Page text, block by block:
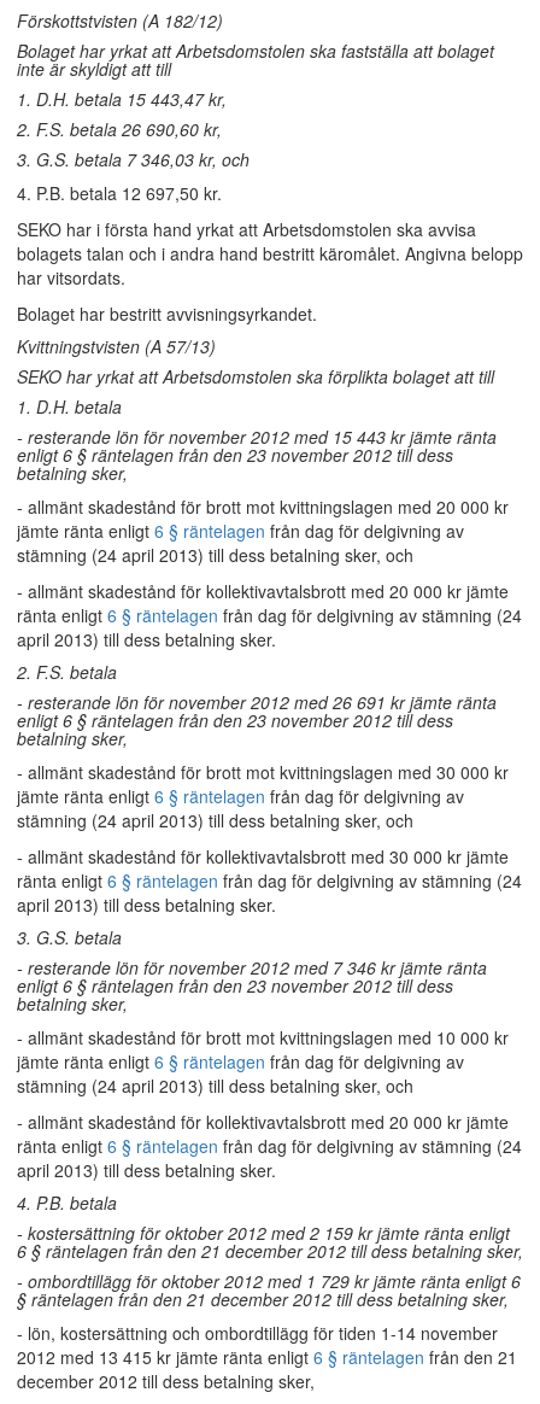
Förskottstvisten (A 182/12)
Bolaget har yrkat att Arbetsdomstolen ska fastställa att bolaget
inte är skyldigt att till
1. D.H. betala 15 443,47 kr,
2. F.S. betala 26 690,60 kr,
3. G.S. betala 7 346,03 kr, och
4. P.B. betala 12 697,50 kr.
SEKO har i första hand yrkat att Arbetsdomstolen ska avvisa
bolagets talan och i andra hand bestritt käromålet. Angivna belopp
har vitsordats.
Bolaget har bestritt avvisningsyrkandet.
Kvittningstvisten (A 57/13)
SEKO har yrkat att Arbetsdomstolen ska förplikta bolaget att till
1. D.H. betala
- resterande lön för november 2012 med 15 443 kr jämte ränta
enligt 6 § räntelagen från den 23 november 2012 till dess
betalning sker,
- allmänt skadestånd för brott mot kvittningslagen med 20 000 kr
jämte ränta enligt 6 § räntelagen från dag för delgivning av
stämning (24 april 2013) till dess betalning sker, och
- allmänt skadestånd för kollektivavtalsbrott med 20 000 kr jämte
ränta enligt 6 § räntelagen från dag för delgivning av stämning (24
april 2013) till dess betalning sker.
2. F.S. betala
- resterande lön för november 2012 med 26 691 kr jämte ränta
enligt 6 § räntelagen från den 23 november 2012 till dess
betalning sker,
- allmänt skadestånd för brott mot kvittningslagen med 30 000 kr
jämte ränta enligt 6 § räntelagen från dag för delgivning av
stämning (24 april 2013) till dess betalning sker, och
- allmänt skadestånd för kollektivavtalsbrott med 30 000 kr jämte
ränta enligt 6 § räntelagen från dag för delgivning av stämning (24
april 2013) till dess betalning sker.
3. G.S. betala
- resterande lön för november 2012 med 7 346 kr jämte ränta
enligt 6 § räntelagen från den 23 november 2012 till dess
betalning sker,
- allmänt skadestånd för brott mot kvittningslagen med 10 000 kr
jämte ränta enligt 6 § räntelagen från dag för delgivning av
stämning (24 april 2013) till dess betalning sker, och
- allmänt skadestånd för kollektivavtalsbrott med 20 000 kr jämte
ränta enligt 6 § räntelagen från dag för delgivning av stämning (24
april 2013) till dess betalning sker.
4. P.B. betala
- kostersättning för oktober 2012 med 2 159 kr jämte ränta enligt
6 § räntelagen från den 21 december 2012 till dess betalning sker,
- ombordtillägg för oktober 2012 med 1 729 kr jämte ränta enligt 6
§ räntelagen från den 21 december 2012 till dess betalning sker,
- lön, kostersättning och ombordtillägg för tiden 1-14 november
2012 med 13 415 kr jämte ränta enligt 6 § räntelagen från den 21
december 2012 till dess betalning sker,